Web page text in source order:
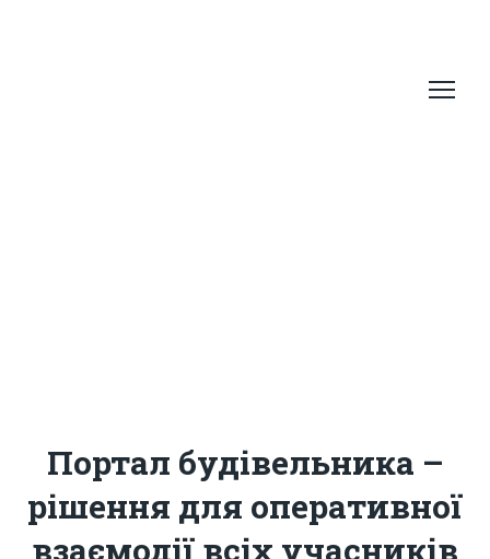
Портал будівельника –
рішення для оперативної
взаємодії всіх учасників